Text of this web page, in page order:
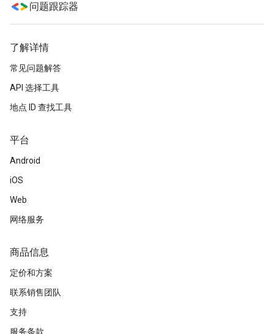
问题跟踪器
了解详情
常见问题解答
API 选择工具
地点 ID 查找工具
平台
Android
iOS
Web
网络服务
商品信息
定价和方案
联系销售团队
支持
服务条款